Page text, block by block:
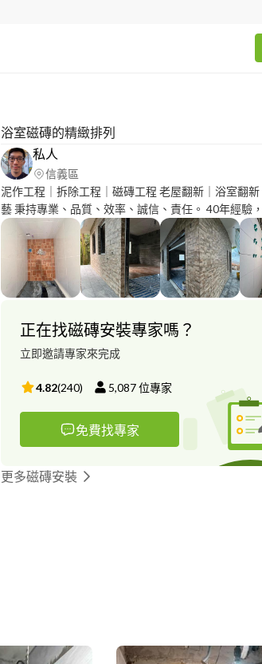
浴室磁磚的精緻排列
私人
信義區
泥作工程｜拆除工程｜磁磚工程 老屋翻新｜浴室翻
藝 秉持專業、品質、效率、誠信、責任。 40年經驗，以永續
經營的理念來服務每位客戶，對於所有案件我們將以
工作態度以及專業經驗來為您處理。
正在找磁磚安裝專家嗎？
立即邀請專家來完成
4.82(240) 5,087位專家
免費找專家
更多磁磚安裝